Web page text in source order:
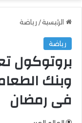
الرئيسية/ رياضة
رياضة
بروتوكول
وبنك
فى رمضان